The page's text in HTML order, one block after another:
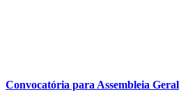
Convocatória para Assembleia Geral